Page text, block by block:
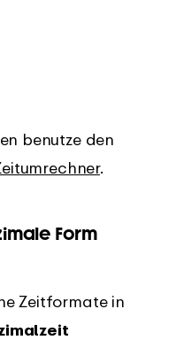
benutze den
.
Form
Zeitformate in